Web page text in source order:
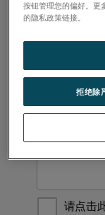
按钮管理您的偏好。更
的隐私政策链接。
拒绝除